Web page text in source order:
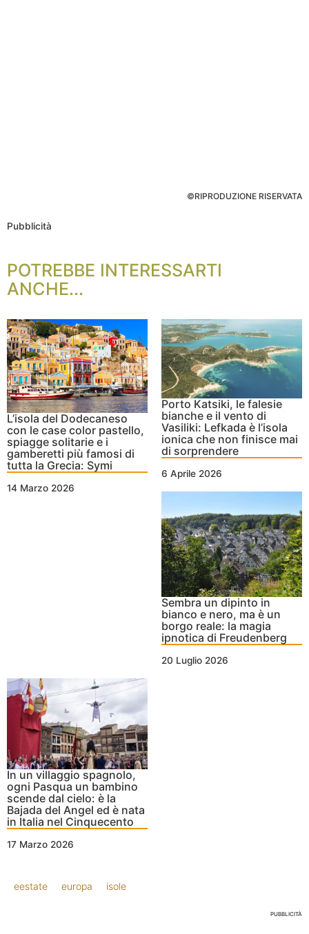
©RIPRODUZIONE RISERVATA
Pubblicità
POTREBBE INTERESSARTI
ANCHE...
L’isola del Dodecaneso
con le case color pastello,
spiagge solitarie e i
gamberetti più famosi di
tutta la Grecia: Symi
14 Marzo 2026
Porto Katsiki, le falesie
bianche e il vento di
Vasiliki: Lefkada è l’isola
ionica che non finisce mai
di sorprendere
6 Aprile 2026
Sembra un dipinto in
bianco e nero, ma è un
borgo reale: la magia
ipnotica di Freudenberg
20 Luglio 2026
In un villaggio spagnolo,
ogni Pasqua un bambino
scende dal cielo: è la
Bajada del Angel ed è nata
in Italia nel Cinquecento
17 Marzo 2026
eestate europa isole
PUBBLICITÀ